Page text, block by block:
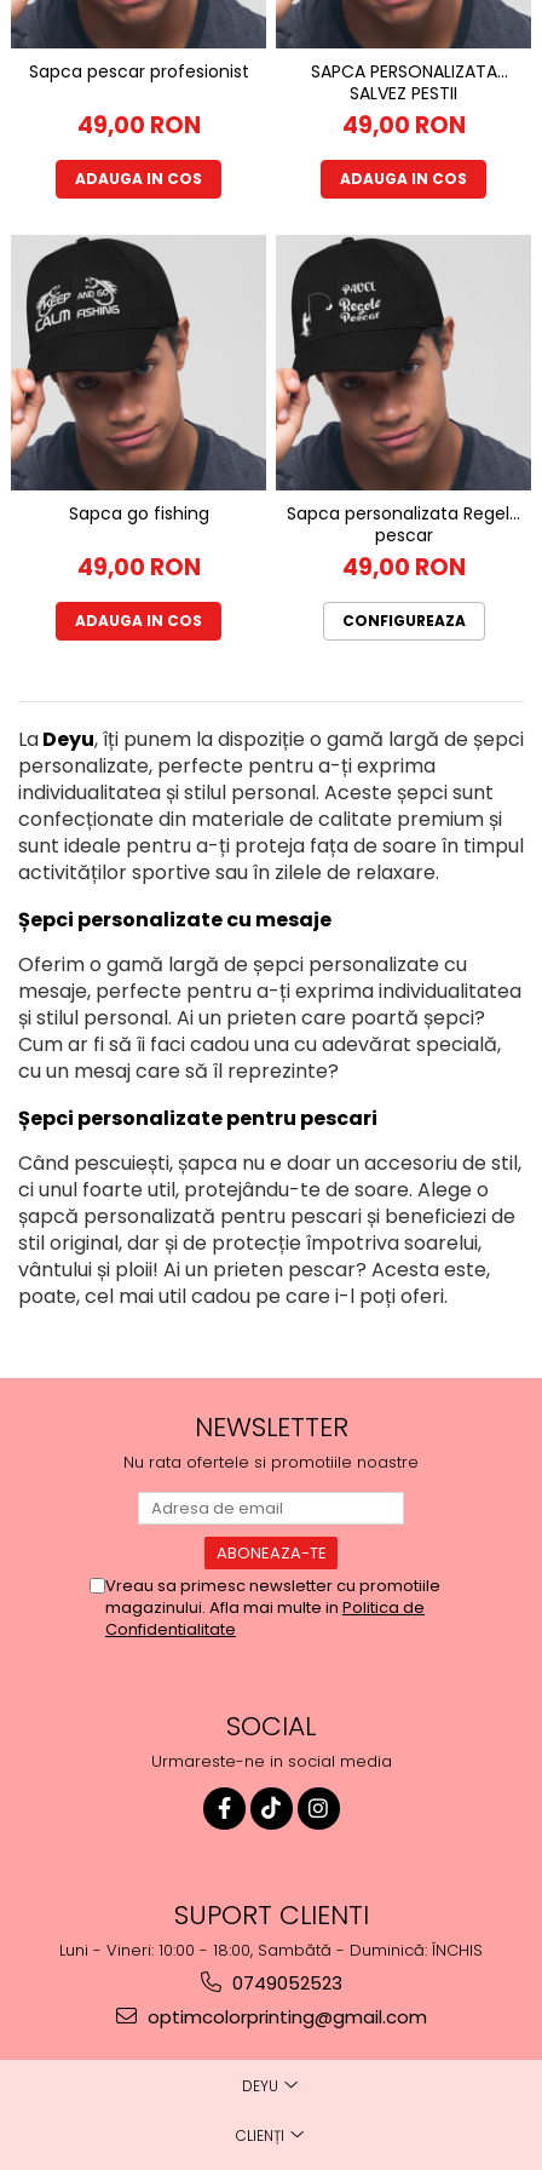
Tricouri Diverse
Tricouri Azi esti Tanar si maine...
Tricouri Motivationale
Tricouri Mamici
Tricouri Pensionari
Tricouri Animalute
Tricouri Stari
Tricouri Gameri
Tricouri Mesaje Virale
Tricouri Vesele
Tricouri Zicale Romanesti
Tricouri Copii
Sapca pescar profesionist
49,00 RON
ADAUGA IN COS
SAPCA PERSONALIZATA
SALVEZ PESTII
49,00 RON
ADAUGA IN COS
Sapca go fishing
49,00 RON
ADAUGA IN COS
Sapca personalizata Regele
pescar
49,00 RON
CONFIGUREAZA
LaDeyu, îți punem la dispoziție o gamă largă de șepci
personalizate, perfecte pentru a-ți exprima
individualitatea și stilul personal. Aceste șepci sunt
confecționate din materiale de calitate premium și
sunt ideale pentru a-ți proteja fața de soare în timpul
activităților sportive sau în zilele de relaxare.
Șepci personalizate cu mesaje
Oferim o gamă largă de șepci personalizate cu
mesaje, perfecte pentru a-ți exprima individualitatea
și stilul personal. Ai un prieten care poartă șepci?
Cum ar fi să îi faci cadou una cu adevărat specială,
cu un mesaj care să îl reprezinte?
Șepci personalizate pentru pescari
Când pescuiești, șapca nu e doar un accesoriu de stil,
ci unul foarte util, protejându-te de soare. Alege o
șapcă personalizată pentru pescari și beneficiezi de
stil original, dar și de protecție împotriva soarelui,
vântului și ploii! Ai un prieten pescar? Acesta este,
poate, cel mai util cadou pe care i-l poți oferi.
NEWSLETTER
Nu rata ofertele si promotiile noastre
Vreau sa primesc newsletter cu promotiile
magazinului. Afla mai multe in Politica de
Confidentialitate
SOCIAL
Urmareste-ne in social media
SUPORT CLIENTI
Luni - Vineri: 10:00 - 18:00, Sambătă - Duminică: ÎNCHIS
0749052523
optimcolorprinting@gmail.com
DEYU
CLIENȚI